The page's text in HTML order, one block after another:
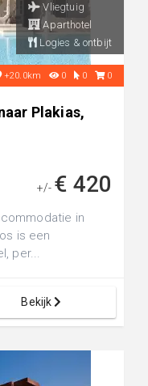
Vliegtuig
Aparthotel
Logies & ontbijt
+20.0km 0 0 0
Plakias,
+/- € 420
in
is een
per...
Bekijk